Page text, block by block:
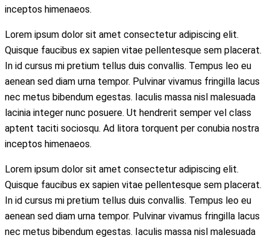
inceptos himenaeos.
Lorem ipsum dolor sit amet consectetur adipiscing elit.
Quisque faucibus ex sapien vitae pellentesque sem placerat.
In id cursus mi pretium tellus duis convallis. Tempus leo eu
aenean sed diam urna tempor. Pulvinar vivamus fringilla lacus
nec metus bibendum egestas. Iaculis massa nisl malesuada
lacinia integer nunc posuere. Ut hendrerit semper vel class
aptent taciti sociosqu. Ad litora torquent per conubia nostra
inceptos himenaeos.
Lorem ipsum dolor sit amet consectetur adipiscing elit.
Quisque faucibus ex sapien vitae pellentesque sem placerat.
In id cursus mi pretium tellus duis convallis. Tempus leo eu
aenean sed diam urna tempor. Pulvinar vivamus fringilla lacus
nec metus bibendum egestas. Iaculis massa nisl malesuada